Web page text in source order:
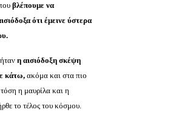
βλέπουμε να
ότι έμεινε ύστερα
η αισιόδοξη σκέψη
κάτω, ακόμα και στα πιο
η μαυρίλα και η
το τέλος του κόσμου.